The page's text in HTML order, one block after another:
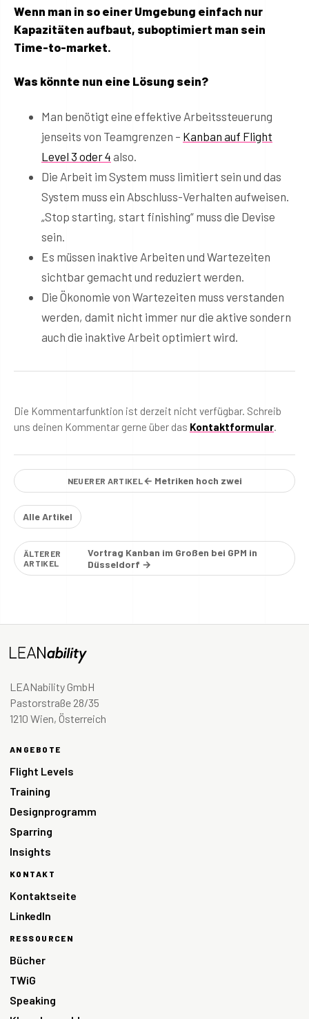
Wenn man in so einer Umgebung einfach nur
Kapazitäten aufbaut, suboptimiert man sein
Time-to-market.
Was könnte nun eine Lösung sein?
Man benötigt eine effektive Arbeitssteuerung
jenseits von Teamgrenzen – Kanban auf Flight
Level 3 oder 4 also.
Die Arbeit im System muss limitiert sein und das
System muss ein Abschluss-Verhalten aufweisen.
„Stop starting, start finishing“ muss die Devise
sein.
Es müssen inaktive Arbeiten und Wartezeiten
sichtbar gemacht und reduziert werden.
Die Ökonomie von Wartezeiten muss verstanden
werden, damit nicht immer nur die aktive sondern
auch die inaktive Arbeit optimiert wird.
Die Kommentarfunktion ist derzeit nicht verfügbar. Schreib
uns deinen Kommentar gerne über das Kontaktformular.
NEUERER ARTIKEL ← Metriken hoch zwei
Alle Artikel
ÄLTERER
ARTIKEL
Vortrag Kanban im Großen bei GPM in
Düsseldorf →
LEANability GmbH
Pastorstraße 28/35
1210 Wien, Österreich
ANGEBOTE
Flight Levels
Training
Designprogramm
Sparring
Insights
KONTAKT
Kontaktseite
LinkedIn
RESSOURCEN
Bücher
TWiG
Speaking